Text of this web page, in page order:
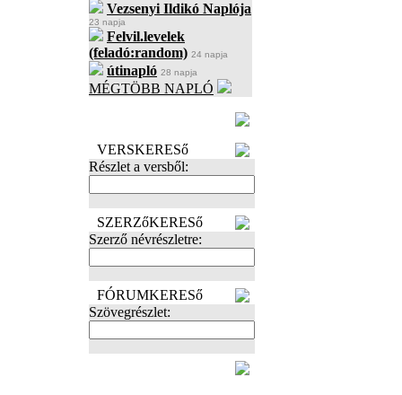
Vezsenyi Ildikó Naplója
23 napja
Felvil.levelek
(feladó:random) 24 napja
útinapló 28 napja
MÉGTÖBB NAPLÓ
VERSKERESő
Részlet a versből:
SZERZőKERESő
Szerző névrészletre:
FÓRUMKERESő
Szövegrészlet: